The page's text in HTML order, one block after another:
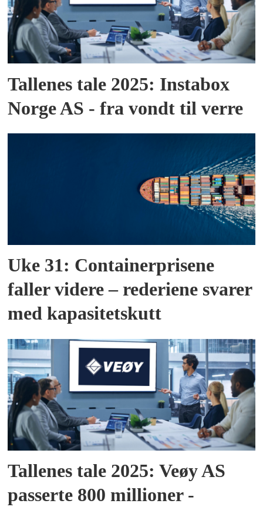
Tallenes tale 2025: Instabox
Norge AS - fra vondt til verre
Uke 31: Containerprisene
faller videre – rederiene svarer
med kapasitetskutt
Tallenes tale 2025: Veøy AS
passerte 800 millioner -